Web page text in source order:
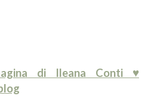
di Ileana Conti ♥